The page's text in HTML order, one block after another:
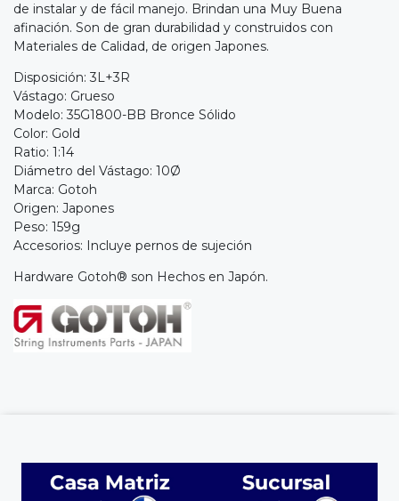
de instalar y de fácil manejo. Brindan una Muy Buena
afinación. Son de gran durabilidad y construidos con
Materiales de Calidad, de origen Japones.
Disposición: 3L+3R
Vástago: Grueso
Modelo: 35G1800-BB Bronce Sólido
Color: Gold
Ratio: 1:14
Diámetro del Vástago: 10Ø
Marca: Gotoh
Origen: Japones
Peso: 159g
Accesorios: Incluye pernos de sujeción
Hardware Gotoh® son Hechos en Japón.